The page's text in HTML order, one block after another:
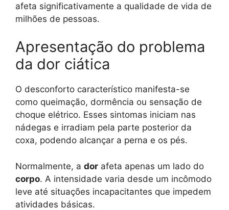
afeta significativamente a qualidade de vida de
milhões de pessoas.
Apresentação do problema
da dor ciática
O desconforto característico manifesta-se
como queimação, dormência ou sensação de
choque elétrico. Esses sintomas iniciam nas
nádegas e irradiam pela parte posterior da
coxa, podendo alcançar a perna e os pés.
Normalmente, a dor afeta apenas um lado do
corpo. A intensidade varia desde um incômodo
leve até situações incapacitantes que impedem
atividades básicas.